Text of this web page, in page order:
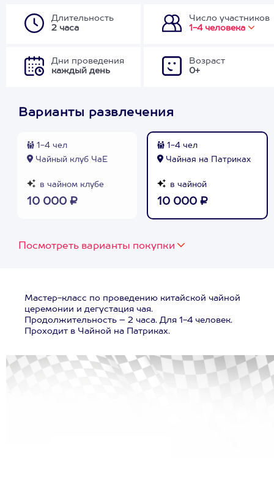
Длительность
2 часа
Число участников
1-4 человека
Дни проведения
каждый день
Возраст
0+
Варианты развлечения
1-4 чел
Чайный клуб ЧаЕ
в чайном клубе
10 000 ₽
1-4 чел
Чайная на Патриках
в чайной
10 000 ₽
Посмотреть варианты покупки
Мастер-класс по проведению китайской чайной
церемонии и дегустация чая.
Продолжительность – 2 часа. Для 1-4 человек.
Проходит в Чайной на Патриках.